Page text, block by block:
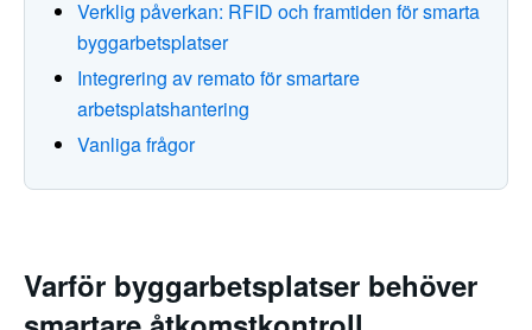
Verklig påverkan: RFID och framtiden för smarta
byggarbetsplatser
Integrering av remato för smartare
arbetsplatshantering
Vanliga frågor
Varför byggarbetsplatser behöver